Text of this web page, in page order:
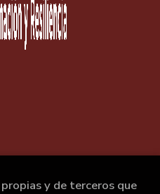
y de terceros que